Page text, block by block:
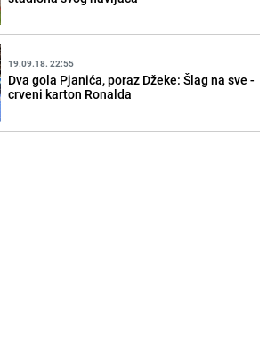
19.09.18. 22:55
Dva gola Pjanića, poraz Džeke: Šlag na sve -
crveni karton Ronalda